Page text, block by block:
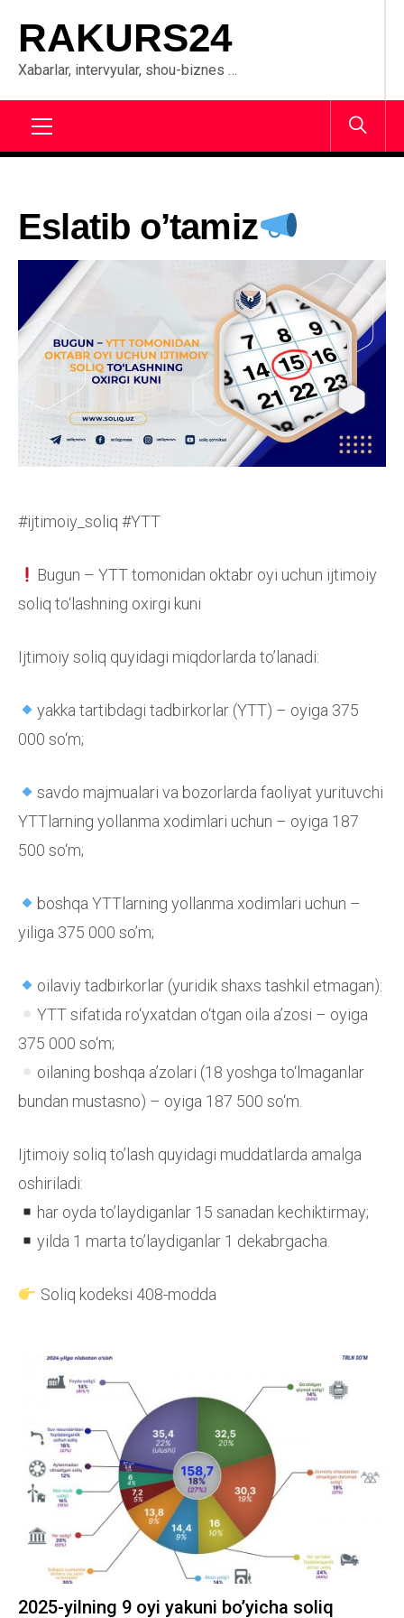
content
RAKURS24
Xabarlar, intervyular, shou-biznes …
Eslatib o’tamiz
#ijtimoiy_soliq #YTT
Bugun – YTT tomonidan oktabr oyi uchun ijtimoiy
soliq to‘lashning oxirgi kuni
Ijtimoiy soliq quyidagi miqdorlarda to’lanadi:
yakka tartibdagi tadbirkorlar (YTT) – oyiga 375
000 so‘m;
savdo majmualari va bozorlarda faoliyat yurituvchi
YTTlarning yollanma xodimlari uchun – oyiga 187
500 so‘m;
boshqa YTTlarning yollanma xodimlari uchun –
yiliga 375 000 so’m;
oilaviy tadbirkorlar (yuridik shaxs tashkil etmagan):
YTT sifatida ro‘yxatdan o‘tgan oila a’zosi – oyiga
375 000 so‘m;
oilaning boshqa a’zolari (18 yoshga to‘lmaganlar
bundan mustasno) – oyiga 187 500 so‘m.
Ijtimoiy soliq to’lash quyidagi muddatlarda amalga
oshiriladi:
har oyda to’laydiganlar 15 sanadan kechiktirmay;
yilda 1 marta to’laydiganlar 1 dekabrgacha.
Soliq kodeksi 408-modda
2025-yilning 9 oyi yakuni bo’yicha soliq